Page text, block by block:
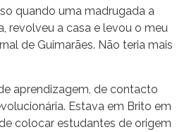
quando uma madrugada a
revolveu a casa e levou o meu
de Guimarães. Não teria mais
aprendizagem, de contacto
Estava em Brito em
colocar estudantes de origem